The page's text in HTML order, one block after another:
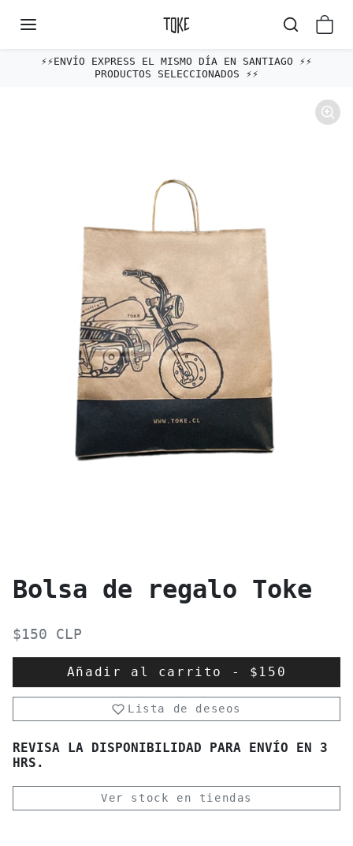
⚡️⚡️ENVÍO EXPRESS EL MISMO DÍA EN SANTIAGO ⚡️⚡️
PRODUCTOS SELECCIONADOS ⚡️⚡️
Bolsa de regalo Toke
$150 CLP
Añadir al carrito - $150
Lista de deseos
REVISA LA DISPONIBILIDAD PARA ENVÍO EN 3
HRS.
Ver stock en tiendas